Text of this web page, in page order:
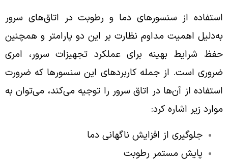
استفاده از سنسورهای دما و رطوبت در اتاق‌های سرور
به‌دلیل اهمیت مداوم نظارت بر این دو پارامتر و همچنین
حفظ شرایط بهینه برای عملکرد تجهیزات سرور، امری
ضروری است. از جمله کاربردهای این سنسورها که ضرورت
استفاده از آن‌ها در اتاق سرور را توجیه می‌کند، می‌توان به
موارد زیر اشاره کرد:
جلوگیری از افزایش ناگهانی دما
پایش مستمر رطوبت